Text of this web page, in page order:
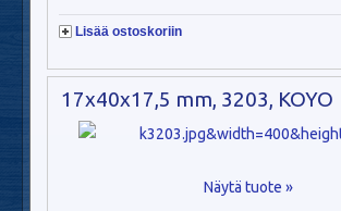
Lisää ostoskoriin
17x40x17,5 mm, 3203, KOYO
Näytä tuote »